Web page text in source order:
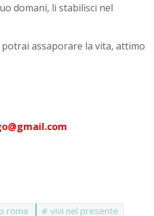
domani, li stabilisci nel
assaporare la vita, attimo
roma vivi nel presente